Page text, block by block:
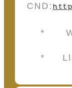
CND:
*
*